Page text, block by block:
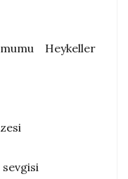
Heykeller
sevgisi